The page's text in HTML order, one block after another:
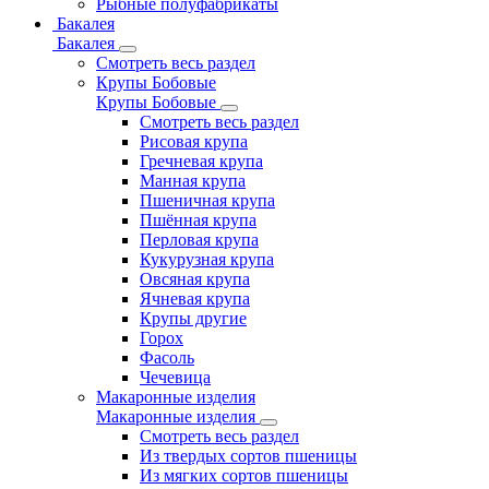
Рыбные полуфабрикаты
Бакалея
Бакалея
Смотреть весь раздел
Крупы Бобовые
Крупы Бобовые
Смотреть весь раздел
Рисовая крупа
Гречневая крупа
Манная крупа
Пшеничная крупа
Пшённая крупа
Перловая крупа
Кукурузная крупа
Овсяная крупа
Ячневая крупа
Крупы другие
Горох
Фасоль
Чечевица
Макаронные изделия
Макаронные изделия
Смотреть весь раздел
Из твердых сортов пшеницы
Из мягких сортов пшеницы